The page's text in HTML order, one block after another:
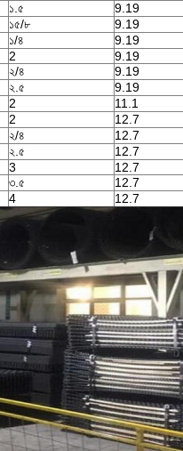
১.৫ 9.19
১৫/৮ 9.19
১/৪ 9.19
2 9.19
২/৪ 9.19
২.৫ 9.19
2 11.1
2 12.7
২/৪ 12.7
২.৫ 12.7
3 12.7
৩.৫ 12.7
4 12.7